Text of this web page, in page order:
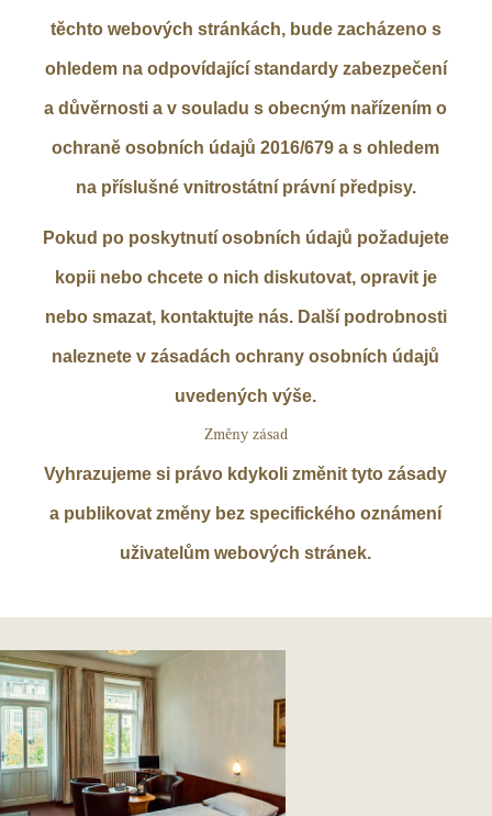
těchto webových stránkách, bude zacházeno s
ohledem na odpovídající standardy zabezpečení
a důvěrnosti a v souladu s obecným nařízením o
ochraně osobních údajů 2016/679 a s ohledem
na příslušné vnitrostátní právní předpisy.
Pokud po poskytnutí osobních údajů požadujete
kopii nebo chcete o nich diskutovat, opravit je
nebo smazat, kontaktujte nás. Další podrobnosti
naleznete v zásadách ochrany osobních údajů
uvedených výše.
Změny zásad
Vyhrazujeme si právo kdykoli změnit tyto zásady
a publikovat změny bez specifického oznámení
uživatelům webových stránek.